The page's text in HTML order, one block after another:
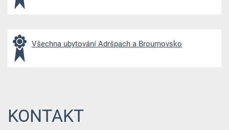
Všechna ubytování Adršpach a Broumovsko
KONTAKT